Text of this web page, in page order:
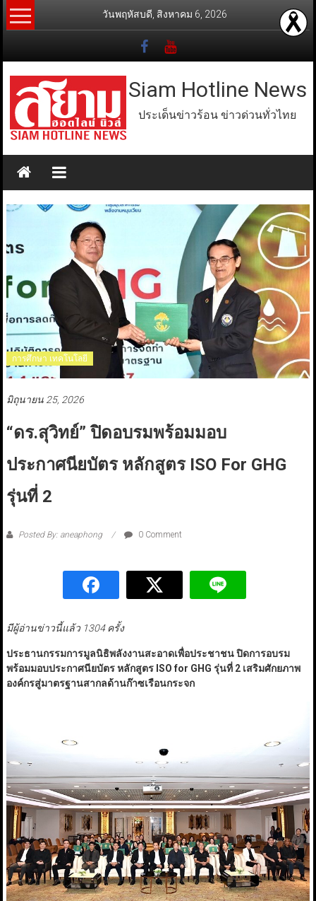
Skip
to
วันพฤหัสบดี, สิงหาคม 6, 2026
Siam Hotline News
ประเด็นข่าวร้อน ข่าวด่วนทั่วไทย
การศึกษา เทคโนโลยี
มิถุนายน 25, 2026
“ดร.สุวิทย์” ปิดอบรมพร้อมมอบ
ประกาศนียบัตร หลักสูตร ISO For GHG
รุ่นที่ 2
Posted By: aneaphong 0 Comment
มีผู้อ่านข่าวนี้แล้ว 1304 ครั้ง
ประธานกรรมการมูลนิธิพลังงานสะอาดเพื่อประชาชน ปิดการอบรม
พร้อมมอบประกาศนียบัตร หลักสูตร ISO for GHG รุ่นที่ 2 เสริมศักยภาพ
องค์กรสู่มาตรฐานสากลด้านก๊าซเรือนกระจก